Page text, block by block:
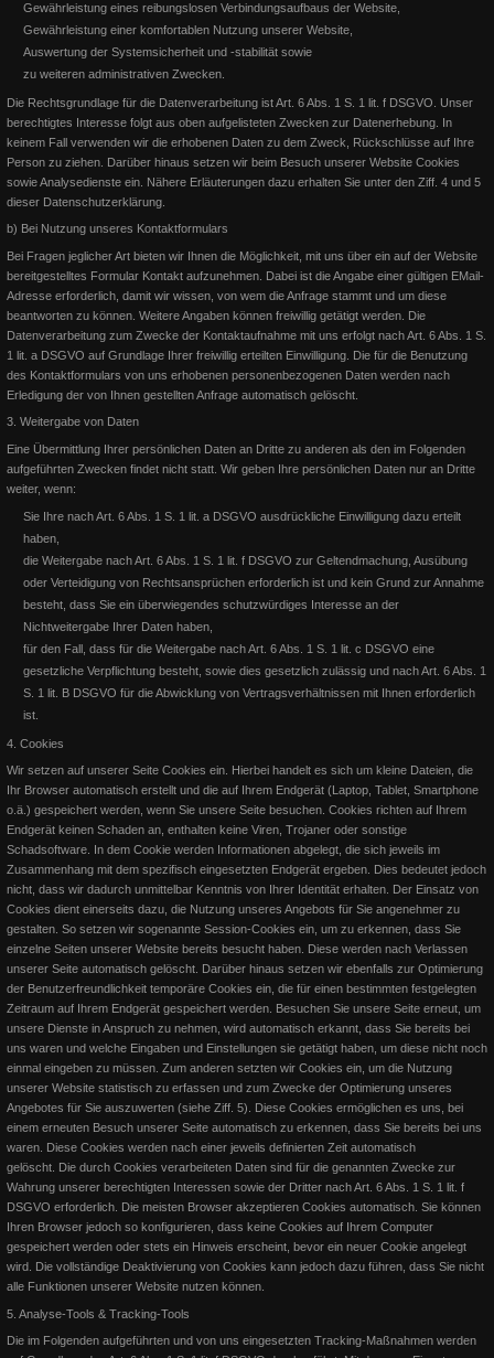
Auf der German OPEN 2016 bekommt Susanne Flesch das Goldene
Reitabzeichen aus den Händen des 1. Vorsitzenden der EWU Deu
Weiterlesen
ON THE BEACH startet mit Bernhard in den Amateur Select
Weiterlesen
EWU 2016 ... das Turnierjahr
EWU Highpoints 2016 In diesem Jahr konnten wir 2 Highpoints
gewinnen: In der LK1A gewinne ich die Ü45 Wertung Bernh
Weiterlesen
DOSB - Ausbilderzertifikat
Als Anerkennung besonderer Leistungen im Bereich Aus- und
Fortbildungen in den Mitgliedsorganisationen des DOSB erhalte
Weiterlesen
FN-Ehrung beim PSVR
Der Pferdesportverband Rheinland ehrt Susanne Flesch für die
Kooperation mit EQUIVA und REIT-TV
Ich freue mich gemeinsam mit REIT-TV und in Zusammenarbeit mit
EQUIVA eine Serie zum Thema Westernreiten aufzunehmen. R
Gewährleistung eines reibungslosen Verbindungsaufbaus der Website,
Gewährleistung einer komfortablen Nutzung unserer Website,
Auswertung der Systemsicherheit und -stabilität sowie
zu weiteren administrativen Zwecken.
Die Rechtsgrundlage für die Datenverarbeitung ist Art. 6 Abs. 1 S. 1 lit. f DSGVO. Unser
berechtigtes Interesse folgt aus oben aufgelisteten Zwecken zur Datenerhebung. In
keinem Fall verwenden wir die erhobenen Daten zu dem Zweck, Rückschlüsse auf Ihre
Person zu ziehen. Darüber hinaus setzen wir beim Besuch unserer Website Cookies
sowie Analysedienste ein. Nähere Erläuterungen dazu erhalten Sie unter den Ziff. 4 und 5
dieser Datenschutzerklärung.
b) Bei Nutzung unseres Kontaktformulars
Bei Fragen jeglicher Art bieten wir Ihnen die Möglichkeit, mit uns über ein auf der Website
bereitgestelltes Formular Kontakt aufzunehmen. Dabei ist die Angabe einer gültigen EMail-
Adresse erforderlich, damit wir wissen, von wem die Anfrage stammt und um diese
beantworten zu können. Weitere Angaben können freiwillig getätigt werden. Die
Datenverarbeitung zum Zwecke der Kontaktaufnahme mit uns erfolgt nach Art. 6 Abs. 1 S.
1 lit. a DSGVO auf Grundlage Ihrer freiwillig erteilten Einwilligung. Die für die Benutzung
des Kontaktformulars von uns erhobenen personenbezogenen Daten werden nach
Erledigung der von Ihnen gestellten Anfrage automatisch gelöscht.
3. Weitergabe von Daten
Eine Übermittlung Ihrer persönlichen Daten an Dritte zu anderen als den im Folgenden
aufgeführten Zwecken findet nicht statt. Wir geben Ihre persönlichen Daten nur an Dritte
weiter, wenn:
Sie Ihre nach Art. 6 Abs. 1 S. 1 lit. a DSGVO ausdrückliche Einwilligung dazu erteilt
haben,
die Weitergabe nach Art. 6 Abs. 1 S. 1 lit. f DSGVO zur Geltendmachung, Ausübung
oder Verteidigung von Rechtsansprüchen erforderlich ist und kein Grund zur Annahme
besteht, dass Sie ein überwiegendes schutzwürdiges Interesse an der
Nichtweitergabe Ihrer Daten haben,
für den Fall, dass für die Weitergabe nach Art. 6 Abs. 1 S. 1 lit. c DSGVO eine
gesetzliche Verpflichtung besteht, sowie dies gesetzlich zulässig und nach Art. 6 Abs. 1
S. 1 lit. B DSGVO für die Abwicklung von Vertragsverhältnissen mit Ihnen erforderlich
ist.
4. Cookies
Wir setzen auf unserer Seite Cookies ein. Hierbei handelt es sich um kleine Dateien, die
Ihr Browser automatisch erstellt und die auf Ihrem Endgerät (Laptop, Tablet, Smartphone
o.ä.) gespeichert werden, wenn Sie unsere Seite besuchen. Cookies richten auf Ihrem
Endgerät keinen Schaden an, enthalten keine Viren, Trojaner oder sonstige
Schadsoftware. In dem Cookie werden Informationen abgelegt, die sich jeweils im
Zusammenhang mit dem spezifisch eingesetzten Endgerät ergeben. Dies bedeutet jedoch
nicht, dass wir dadurch unmittelbar Kenntnis von Ihrer Identität erhalten. Der Einsatz von
Cookies dient einerseits dazu, die Nutzung unseres Angebots für Sie angenehmer zu
gestalten. So setzen wir sogenannte Session-Cookies ein, um zu erkennen, dass Sie
einzelne Seiten unserer Website bereits besucht haben. Diese werden nach Verlassen
unserer Seite automatisch gelöscht. Darüber hinaus setzen wir ebenfalls zur Optimierung
der Benutzerfreundlichkeit temporäre Cookies ein, die für einen bestimmten festgelegten
Zeitraum auf Ihrem Endgerät gespeichert werden. Besuchen Sie unsere Seite erneut, um
unsere Dienste in Anspruch zu nehmen, wird automatisch erkannt, dass Sie bereits bei
uns waren und welche Eingaben und Einstellungen sie getätigt haben, um diese nicht noch
einmal eingeben zu müssen. Zum anderen setzten wir Cookies ein, um die Nutzung
unserer Website statistisch zu erfassen und zum Zwecke der Optimierung unseres
Angebotes für Sie auszuwerten (siehe Ziff. 5). Diese Cookies ermöglichen es uns, bei
einem erneuten Besuch unserer Seite automatisch zu erkennen, dass Sie bereits bei uns
waren. Diese Cookies werden nach einer jeweils definierten Zeit automatisch
gelöscht. Die durch Cookies verarbeiteten Daten sind für die genannten Zwecke zur
Wahrung unserer berechtigten Interessen sowie der Dritter nach Art. 6 Abs. 1 S. 1 lit. f
DSGVO erforderlich. Die meisten Browser akzeptieren Cookies automatisch. Sie können
Ihren Browser jedoch so konfigurieren, dass keine Cookies auf Ihrem Computer
gespeichert werden oder stets ein Hinweis erscheint, bevor ein neuer Cookie angelegt
wird. Die vollständige Deaktivierung von Cookies kann jedoch dazu führen, dass Sie nicht
alle Funktionen unserer Website nutzen können.
5. Analyse-Tools & Tracking-Tools
Die im Folgenden aufgeführten und von uns eingesetzten Tracking-Maßnahmen werden